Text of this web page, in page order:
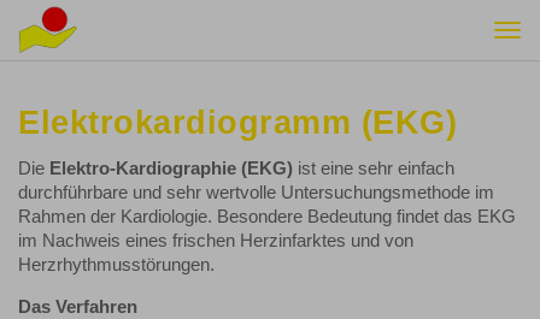
Elektrokardiogramm (EKG)
Die Elektro-Kardiographie (EKG) ist eine sehr einfach
durchführbare und sehr wertvolle Untersuchungsmethode im
Rahmen der Kardiologie. Besondere Bedeutung findet das EKG
im Nachweis eines frischen Herzinfarktes und von
Herzrhythmusstörungen.
Das Verfahren